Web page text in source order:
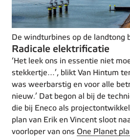
De windturbines op de landtong
Radicale elektrificatie
‘Het leek ons in essentie niet
stekkertje…’, blikt Van Hintum
was weerbarstig en voor alle
nieuw.’ Dat begon al bij de
die bij Eneco als
plan van Erik en Vincent sloot
voorloper van ons One Planet